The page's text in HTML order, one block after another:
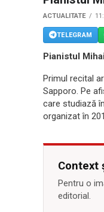
ACTUALITATE
TELEGRAM
Pianistul
Primul recital
Sapporo. Pe
care studiază
organizat în
Context
Pentru o
editorial.